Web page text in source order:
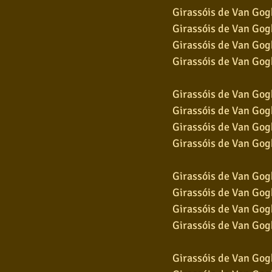
Girassóis de Van
Girassóis de Van
Girassóis de Van
Girassóis de Van
Girassóis de Van
Girassóis de Van
Girassóis de Van
Girassóis de Van
Girassóis de Van
Girassóis de Van
Girassóis de Van
Girassóis de Van
Girassóis de Van